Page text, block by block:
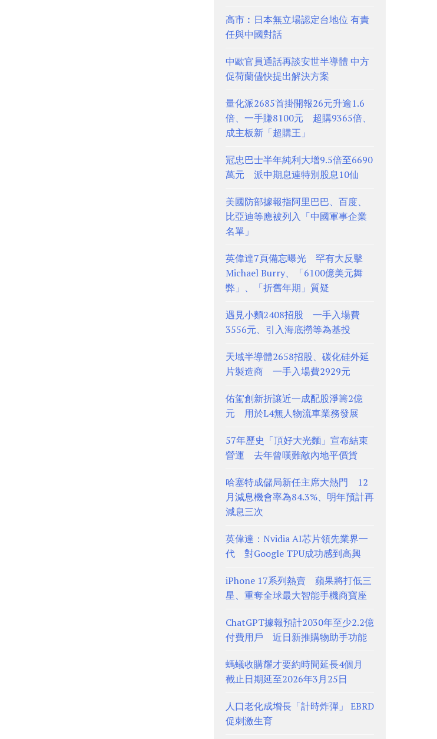
高市︰日本無立場認定台地位 有責
任與中國對話
中歐官員通話再談安世半導體 中方
促荷蘭儘快提出解決方案
量化派2685首掛開報26元升逾1.6
倍、一手賺8100元 超購9365倍、
成主板新「超購王」
冠忠巴士半年純利大增9.5倍至6690
萬元 派中期息連特別股息10仙
美國防部據報指阿里巴巴、百度、
比亞迪等應被列入「中國軍事企業
名單」
英偉達7頁備忘曝光 罕有大反擊
Michael Burry、「6100億美元舞
弊」、「折舊年期」質疑
遇見小麵2408招股 一手入場費
3556元、引入海底撈等為基投
天域半導體2658招股、碳化硅外延
片製造商 一手入場費2929元
佑駕創新折讓近一成配股淨籌2億
元 用於L4無人物流車業務發展
57年歷史「頂好大光麵」宣布結束
營運 去年曾嘆難敵內地平價貨
哈塞特成儲局新任主席大熱門 12
月減息機會率為84.3%、明年預計再
減息三次
英偉達：Nvidia AI芯片領先業界一
代 對Google TPU成功感到高興
iPhone 17系列熱賣 蘋果將打低三
星、重奪全球最大智能手機商寶座
ChatGPT據報預計2030年至少2.2億
付費用戶 近日新推購物助手功能
螞蟻收購耀才要約時間延長4個月
截止日期延至2026年3月25日
人口老化成增長「計時炸彈」 EBRD
促刺激生育